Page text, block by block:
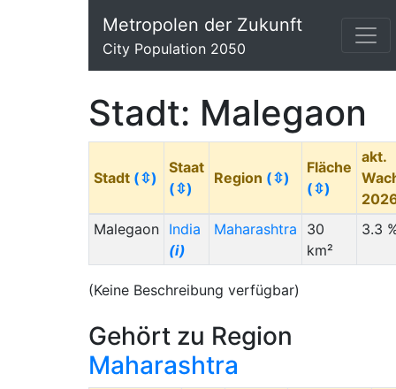
Metropolen der Zukunft
City Population 2050
Stadt: Malegaon
Stadt (⇳)
Staat
(⇳)
Region (⇳)
Fläche
(⇳)
akt.
Malegaon
India
(i)
Maharashtra
30
km²
3.3
(Keine Beschreibung verfügbar)
Gehört zu Region
Maharashtra